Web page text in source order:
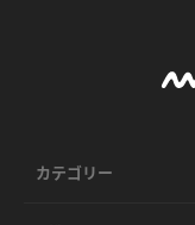
カテゴリー